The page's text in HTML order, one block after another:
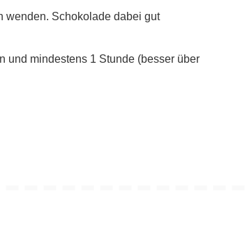
wenden. Schokolade dabei gut
und mindestens 1 Stunde (besser über